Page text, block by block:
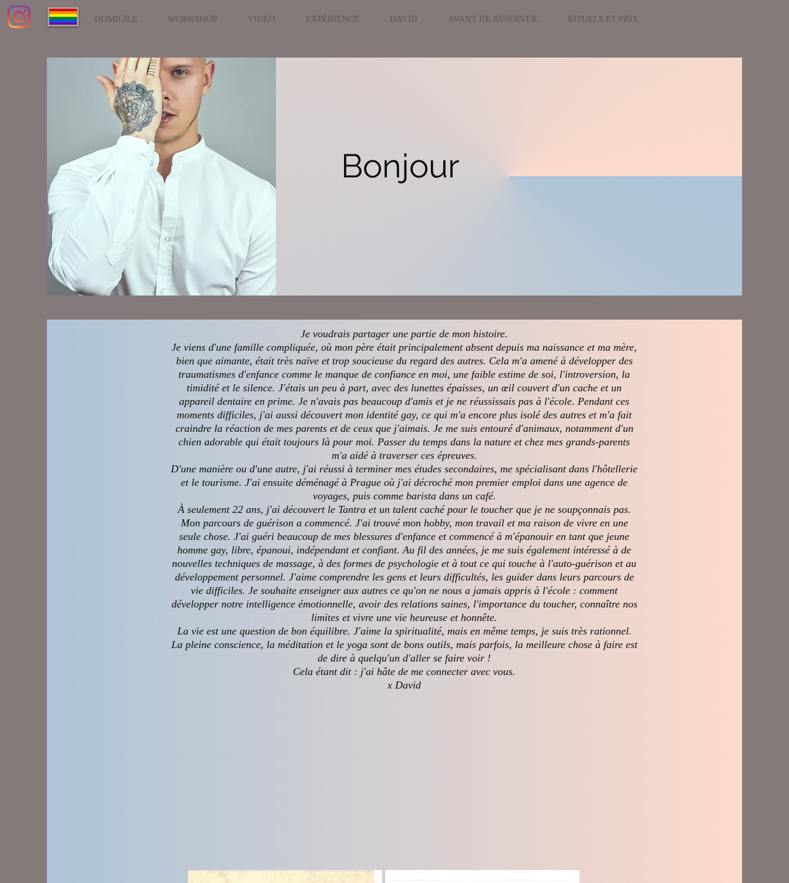
DOMICILE WORKSHOP VIDEO EXPÉRIENCE DAVID AVANT DE RÉSERVER RITUELS ET PRIX
Bonjour
Je voudrais partager une partie de mon histoire.
Je viens d'une famille compliquée, où mon père était principalement absent depuis ma naissance et ma mère,
bien que aimante, était très naïve et trop soucieuse du regard des autres. Cela m'a amené à développer des
traumatismes d'enfance comme le manque de confiance en moi, une faible estime de soi, l'introversion, la
timidité et le silence. J'étais un peu à part, avec des lunettes épaisses, un œil couvert d'un cache et un
appareil dentaire en prime. Je n'avais pas beaucoup d'amis et je ne réussissais pas à l'école. Pendant ces
moments difficiles, j'ai aussi découvert mon identité gay, ce qui m'a encore plus isolé des autres et m'a fait
craindre la réaction de mes parents et de ceux que j'aimais. Je me suis entouré d'animaux, notamment d'un
chien adorable qui était toujours là pour moi. Passer du temps dans la nature et chez mes grands-parents
m'a aidé à traverser ces épreuves.
D'une manière ou d'une autre, j'ai réussi à terminer mes études secondaires, me spécialisant dans l'hôtellerie
et le tourisme. J'ai ensuite déménagé à Prague où j'ai décroché mon premier emploi dans une agence de
voyages, puis comme barista dans un café.
À seulement 22 ans, j'ai découvert le Tantra et un talent caché pour le toucher que je ne soupçonnais pas.
Mon parcours de guérison a commencé. J'ai trouvé mon hobby, mon travail et ma raison de vivre en une
seule chose. J'ai guéri beaucoup de mes blessures d'enfance et commencé à m'épanouir en tant que jeune
homme gay, libre, épanoui, indépendant et confiant. Au fil des années, je me suis également intéressé à de
nouvelles techniques de massage, à des formes de psychologie et à tout ce qui touche à l'auto-guérison et au
développement personnel. J'aime comprendre les gens et leurs difficultés, les guider dans leurs parcours de
vie difficiles. Je souhaite enseigner aux autres ce qu'on ne nous a jamais appris à l'école : comment
développer notre intelligence émotionnelle, avoir des relations saines, l'importance du toucher, connaître nos
limites et vivre une vie heureuse et honnête.
La vie est une question de bon équilibre. J'aime la spiritualité, mais en même temps, je suis très rationnel.
La pleine conscience, la méditation et le yoga sont de bons outils, mais parfois, la meilleure chose à faire est
de dire à quelqu'un d'aller se faire voir !
Cela étant dit : j'ai hâte de me connecter avec vous.
x David